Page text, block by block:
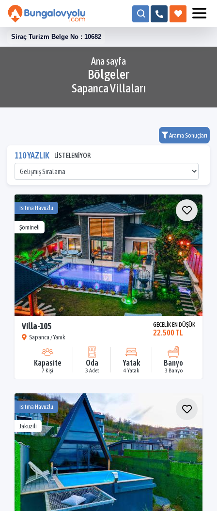
Siraç Turizm Belge No : 10682
Ana sayfa
Bölgeler
Sapanca Villaları
Arama Sonuçları
110 YAZLIK LİSTELENİYOR
Isıtma Havuzlu
Şömineli
Villa-105
Sapanca / Yanık
GECELİK EN DÜŞÜK
22.500 TL
Kapasite
7 Kişi
Oda
3 Adet
Yatak
4 Yatak
Banyo
3 Banyo
Isıtma Havuzlu
Jakuzili